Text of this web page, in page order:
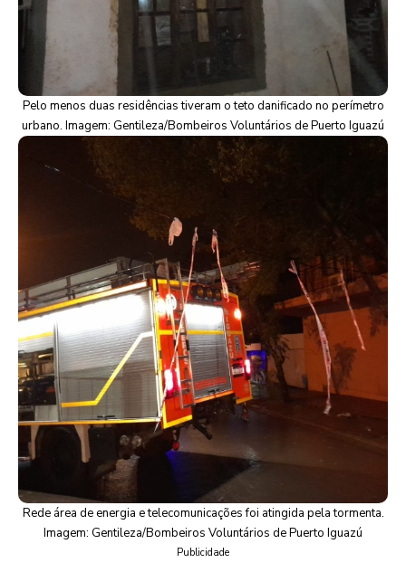
Pelo menos duas residências tiveram o teto danificado no perímetro
urbano. Imagem: Gentileza/Bombeiros Voluntários de Puerto Iguazú
Rede área de energia e telecomunicações foi atingida pela tormenta.
Imagem: Gentileza/Bombeiros Voluntários de Puerto Iguazú
Publicidade